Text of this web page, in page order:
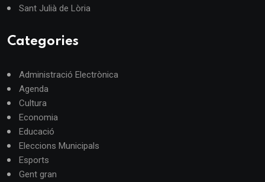
Sant Julià de Lòria
Categories
Administració Electrònica
Agenda
Cultura
Economia
Educació
Eleccions Municipals
Esports
Gent gran